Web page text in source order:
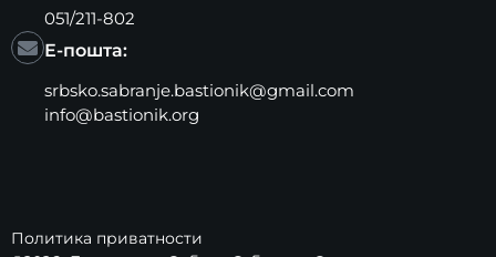
051/211-802
Е-пошта:
srbsko.sabranje.bastionik@gmail.com
info@bastionik.org
Политика приватности